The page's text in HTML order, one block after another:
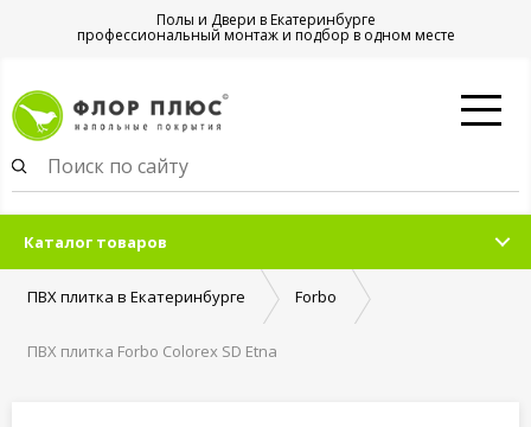
Полы и Двери в Екатеринбурге
профессиональный монтаж и подбор в одном месте
Каталог товаров
ПВХ плитка в Екатеринбурге Forbo
ПВХ плитка Forbo Colorex SD Etna